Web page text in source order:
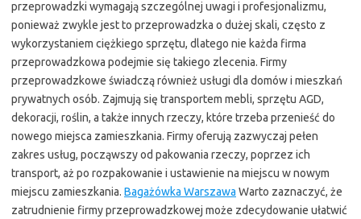
przeprowadzki wymagają szczególnej uwagi i profesjonalizmu,
ponieważ zwykle jest to przeprowadzka o dużej skali, często z
wykorzystaniem ciężkiego sprzętu, dlatego nie każda firma
przeprowadzkowa podejmie się takiego zlecenia. Firmy
przeprowadzkowe świadczą również usługi dla domów i mieszkań
prywatnych osób. Zajmują się transportem mebli, sprzętu AGD,
dekoracji, roślin, a także innych rzeczy, które trzeba przenieść do
nowego miejsca zamieszkania. Firmy oferują zazwyczaj pełen
zakres usług, począwszy od pakowania rzeczy, poprzez ich
transport, aż po rozpakowanie i ustawienie na miejscu w nowym
miejscu zamieszkania. Bagażówka Warszawa Warto zaznaczyć, że
zatrudnienie firmy przeprowadzkowej może zdecydowanie ułatwić